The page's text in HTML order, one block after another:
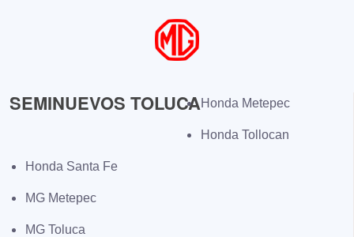
SEMINUEVOS TOLUCAHonda Metepec
Honda Tollocan
Honda Santa Fe
MG Metepec
MG Toluca